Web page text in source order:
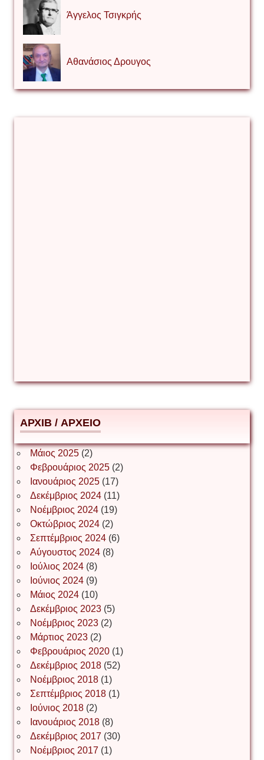
Άγγελος Τσιγκρής
Αθανάσιος Δρουγος
Δημήτριος Ζακοντινός
ΕΥΑΓΓΕΛΟΣ ΜΩΚΟΣ
Ιωάννης Σ. Παπαφλωράτος
ΝΙΚΟΣ ΓΑΤΟΣ
Νίκος Λυγερός
Іван Буртик
Іван Наконечний
Інга Короткевич
АРХІВ / ΑΡΧΕΙΟ
Μάιος 2025(2)
Φεβρουάριος 2025(2)
Ιανουάριος 2025(17)
Δεκέμβριος 2024(11)
Νοέμβριος 2024(19)
Οκτώβριος 2024(2)
Σεπτέμβριος 2024(6)
Αύγουστος 2024(8)
Ιούλιος 2024(8)
Ιούνιος 2024(9)
Μάιος 2024(10)
Δεκέμβριος 2023(5)
Νοέμβριος 2023(2)
Μάρτιος 2023(2)
Φεβρουάριος 2020(1)
Δεκέμβριος 2018(52)
Νοέμβριος 2018(1)
Σεπτέμβριος 2018(1)
Ιούνιος 2018(2)
Ιανουάριος 2018(8)
Δεκέμβριος 2017 (30)
Νοέμβριος 2017 (1)